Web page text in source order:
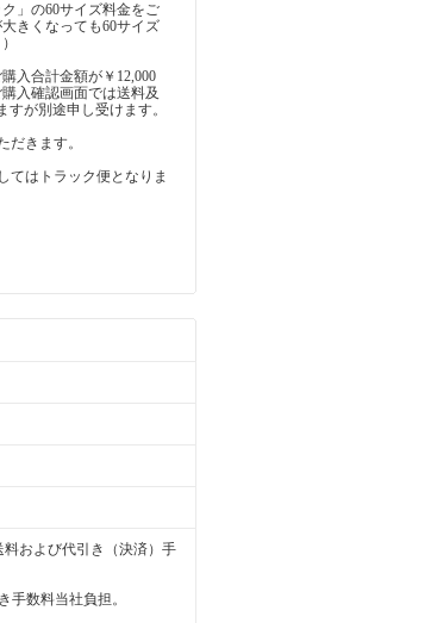
」の60サイズ料金をご
きくなっても60サイズ
入合計金額が￥12,000
入確認画面では送料及
が別途申し受けます。
だきます。
てはトラック便となりま
料および代引き（決済）手
手数料当社負担。